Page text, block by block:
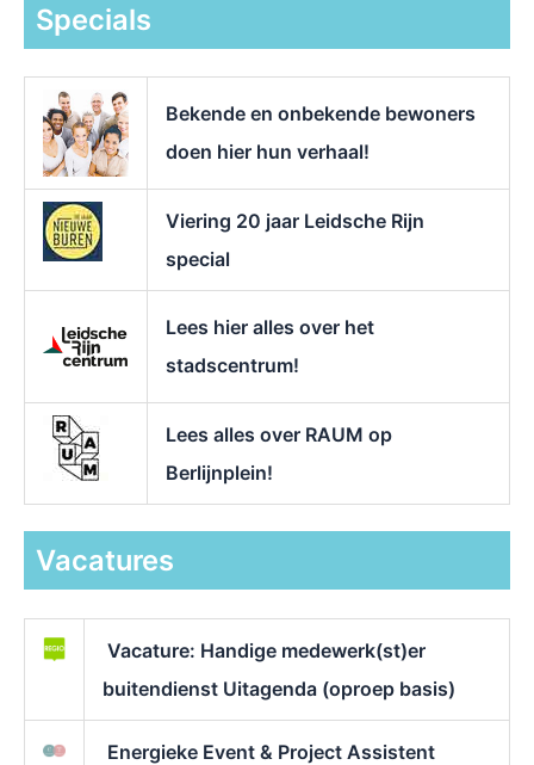
a
Specials
Bekende en onbekende bewoners
doen hier hun verhaal!
Viering 20 jaar Leidsche Rijn
special
Lees hier alles over het
stadscentrum!
Lees alles over RAUM op
Berlijnplein!
Vacatures
Vacature: Handige medewerk(st)er
buitendienst Uitagenda (oproep basis)
Energieke Event & Project Assistent